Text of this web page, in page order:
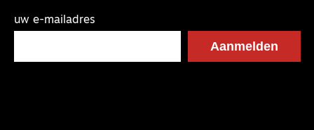
uw e-mailadres